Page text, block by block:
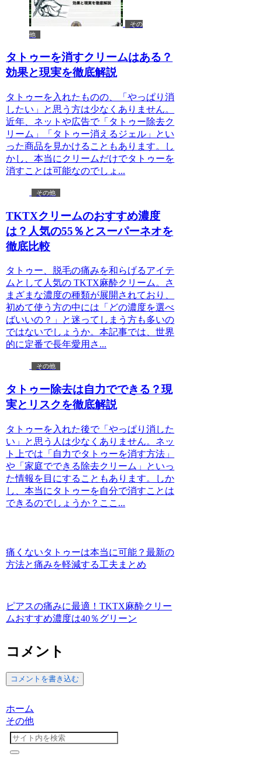
その
他
タトゥーを消すクリームはある？
効果と現実を徹底解説
タトゥーを入れたものの、「やっぱり消
したい」と思う方は少なくありません。
近年、ネットや広告で「タトゥー除去ク
リーム」「タトゥー消えるジェル」とい
った商品を見かけることもあります。し
かし、本当にクリームだけでタトゥーを
消すことは可能なのでしょ...
その他
TKTXクリームのおすすめ濃度
は？人気の55％とスーパーネオを
徹底比較
タトゥー、脱毛の痛みを和らげるアイテ
ムとして人気の TKTX麻酔クリーム。さ
まざまな濃度の種類が展開されており、
初めて使う方の中には「どの濃度を選べ
ばいいの？」と迷ってしまう方も多いの
ではないでしょうか。本記事では、世界
的に定番で長年愛用さ...
その他
タトゥー除去は自力でできる？現
実とリスクを徹底解説
タトゥーを入れた後で「やっぱり消した
い」と思う人は少なくありません。ネッ
ト上では「自力でタトゥーを消す方法」
や「家庭でできる除去クリーム」といっ
た情報を目にすることもあります。しか
し、本当にタトゥーを自分で消すことは
できるのでしょうか？ここ...
痛くないタトゥーは本当に可能？最新の
方法と痛みを軽減する工夫まとめ
ピアスの痛みに最適！TKTX麻酔クリー
ムおすすめ濃度は40％グリーン
コメント
コメントを書き込む
ホーム
その他